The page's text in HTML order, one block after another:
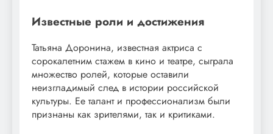
Известные роли и достижения
Татьяна Доронина, известная актриса с
сорокалетним стажем в кино и театре, сыграла
множество ролей, которые оставили
неизгладимый след в истории российской
культуры. Ее талант и профессионализм были
признаны как зрителями, так и критиками.